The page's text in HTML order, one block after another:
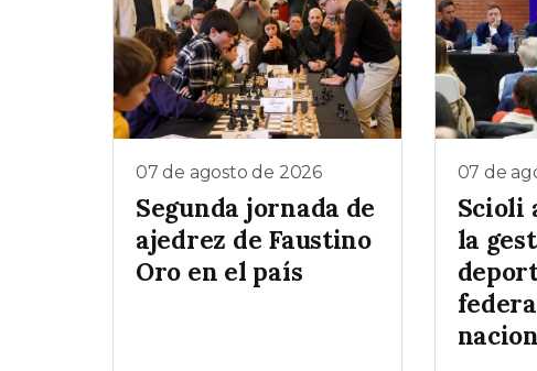
07 de agosto de 2026
Segunda jornada de
ajedrez de Faustino
Oro en el país
07 de
Scioli
la